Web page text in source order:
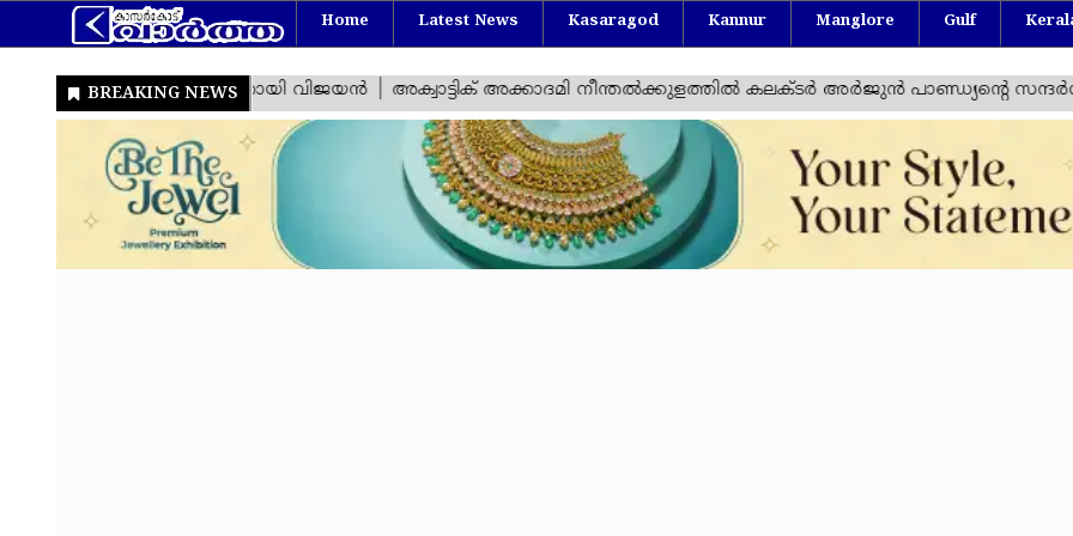
Home Latest News Kasaragod Kannur Manglore Gulf